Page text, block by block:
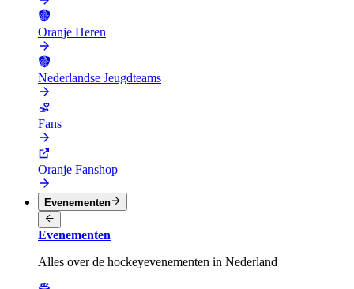
Oranje Heren
Nederlandse Jeugdteams
Fans
Oranje Fanshop
Evenementen
Evenementen
Alles over de hockeyevenementen in Nederland